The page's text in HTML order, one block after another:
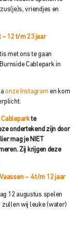
vriendjes en
– 12 t/m 23 jaar
met ons te gaan
Cablepark in
onze Instagram en kom
te
ondertekend zijndoor
mag je NIET
Zij krijgen deze
– 4 t/m 12 jaar
12 augustus spelen
zullen wij leuke (water)